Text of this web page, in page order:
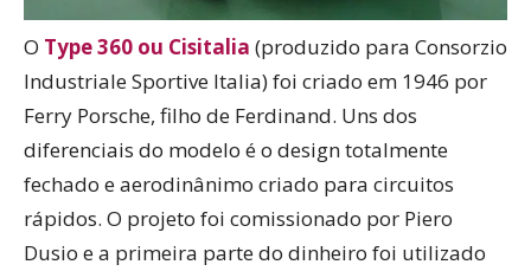
O Type 360 ou Cisitalia (produzido para Consorzio
Industriale Sportive Italia) foi criado em 1946 por
Ferry Porsche, filho de Ferdinand. Uns dos
diferenciais do modelo é o design totalmente
fechado e aerodinânimo criado para circuitos
rápidos. O projeto foi comissionado por Piero
Dusio e a primeira parte do dinheiro foi utilizado